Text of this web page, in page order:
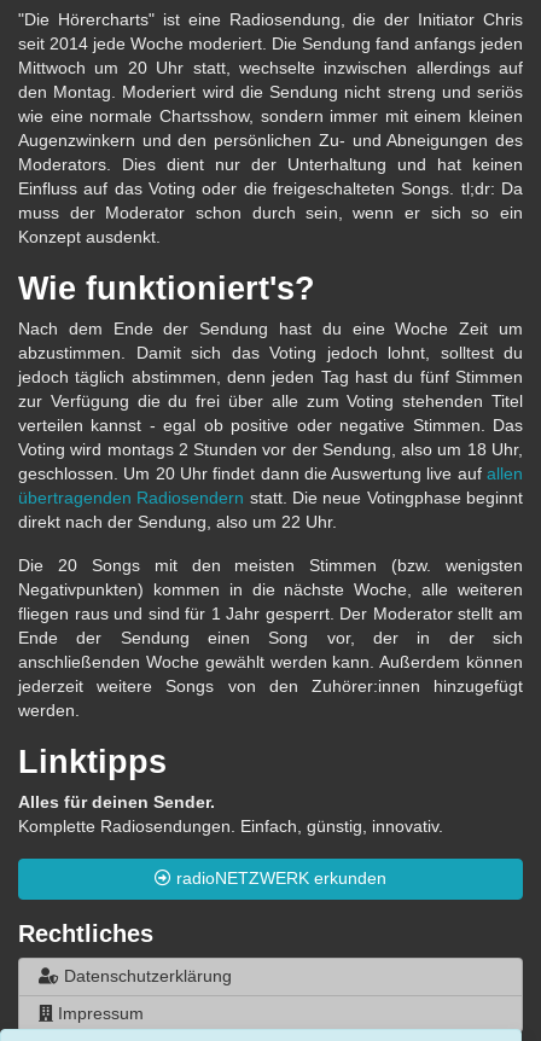
"Die Hörercharts" ist eine Radiosendung, die der Initiator Chris
seit 2014 jede Woche moderiert. Die Sendung fand anfangs jeden
Mittwoch um 20 Uhr statt, wechselte inzwischen allerdings auf
den Montag. Moderiert wird die Sendung nicht streng und seriös
wie eine normale Chartsshow, sondern immer mit einem kleinen
Augenzwinkern und den persönlichen Zu- und Abneigungen des
Moderators. Dies dient nur der Unterhaltung und hat keinen
Einfluss auf das Voting oder die freigeschalteten Songs. tl;dr: Da
muss der Moderator schon durch sein, wenn er sich so ein
Konzept ausdenkt.
Wie funktioniert's?
Nach dem Ende der Sendung hast du eine Woche Zeit um
abzustimmen. Damit sich das Voting jedoch lohnt, solltest du
jedoch täglich abstimmen, denn jeden Tag hast du fünf Stimmen
zur Verfügung die du frei über alle zum Voting stehenden Titel
verteilen kannst - egal ob positive oder negative Stimmen. Das
Voting wird montags 2 Stunden vor der Sendung, also um 18 Uhr,
geschlossen. Um 20 Uhr findet dann die Auswertung live auf allen
übertragenden Radiosendern statt. Die neue Votingphase beginnt
direkt nach der Sendung, also um 22 Uhr.
Die 20 Songs mit den meisten Stimmen (bzw. wenigsten
Negativpunkten) kommen in die nächste Woche, alle weiteren
fliegen raus und sind für 1 Jahr gesperrt. Der Moderator stellt am
Ende der Sendung einen Song vor, der in der sich
anschließenden Woche gewählt werden kann. Außerdem können
jederzeit weitere Songs von den Zuhörer:innen hinzugefügt
werden.
Linktipps
Alles für deinen Sender.
Komplette Radiosendungen. Einfach, günstig, innovativ.
radioNETZWERK erkunden
Rechtliches
Datenschutzerklärung
Impressum